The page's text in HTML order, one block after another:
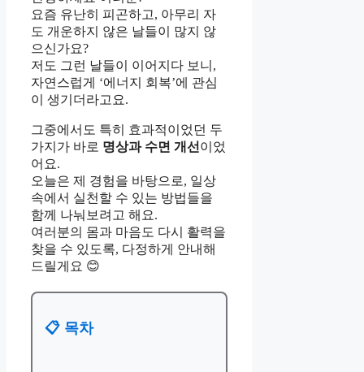
요즘 유난히 피곤하고, 아무리 자
도 개운하지 않은 날들이 많지 않
으신가요?
저도 그런 날들이 이어지다 보니,
자연스럽게 ‘에너지 회복’에 관심
이 생기더라고요.
그중에서도 특히 효과적이었던 두
가지가 바로 명상과 수면 개선 이었
어요.
오늘은 제 경험을 바탕으로, 일상
속에서 실천할 수 있는 방법들을
함께 나눠보려고 해요.
여러분의 몸과 마음도 다시 활력을
찾을 수 있도록, 다정하게 안내해
드릴게요 😊
📋 목차